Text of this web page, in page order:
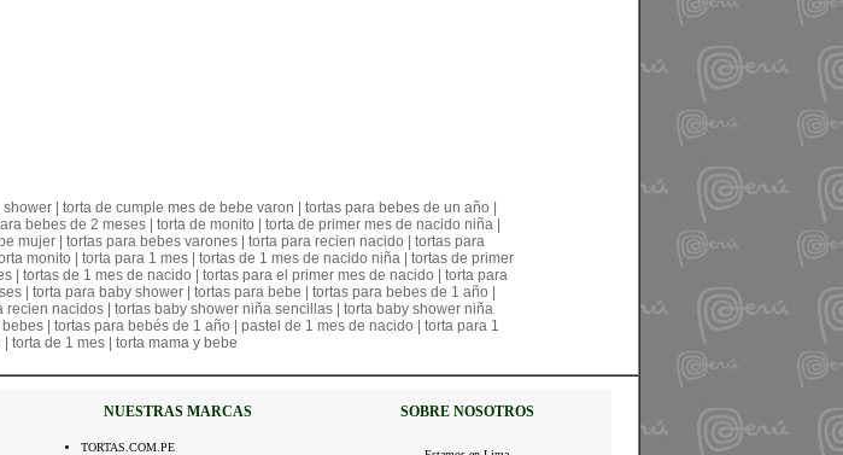
| torta de cumple mes de bebe varon | tortas para bebes de un año |
bebes de 2 meses | torta de monito | torta de primer mes de nacido niña |
mujer | tortas para bebes varones | torta para recien nacido | tortas para
monito | torta para 1 mes | tortas de 1 mes de nacido niña | tortas de primer
| tortas de 1 mes de nacido | tortas para el primer mes de nacido | torta para
| torta para baby shower | tortas para bebe | tortas para bebes de 1 año |
nacidos | tortas baby shower niña sencillas | torta baby shower niña
| tortas para bebés de 1 año | pastel de 1 mes de nacido | torta para 1
torta de 1 mes | torta mama y bebe
NUESTRAS MARCAS
SOBRE NOSOTROS
TORTAS.COM.PE